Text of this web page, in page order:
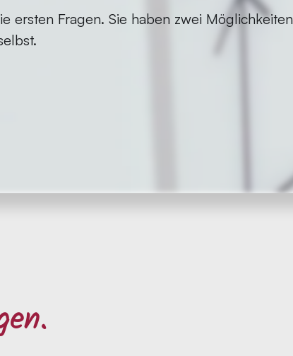
ersten Fragen. Sie haben zwei Möglichkeiten